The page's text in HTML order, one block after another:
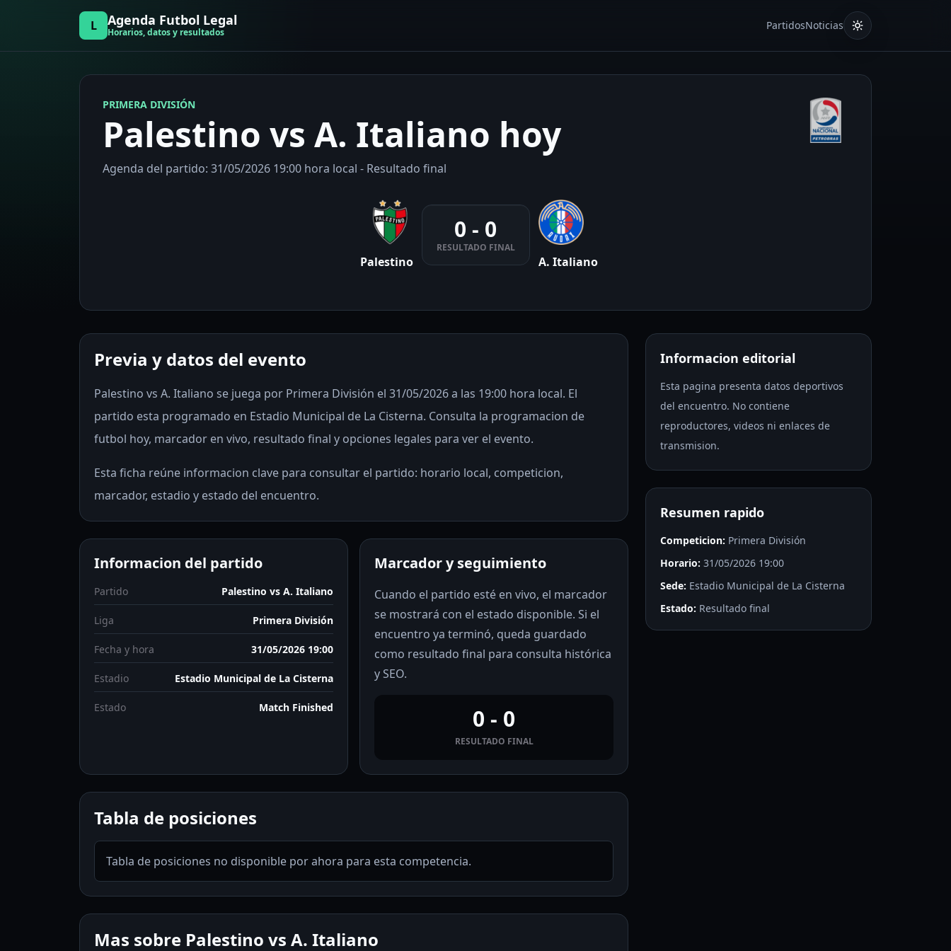
L Agenda Futbol Legal
Horarios, datos y resultados
PartidosNoticias
PRIMERA DIVISIÓN
Palestino vs A. Italiano hoy
Agenda del partido: 31/05/2026 19:00 hora local - Resultado final
Palestino
0 - 0
RESULTADO FINAL
A. Italiano
Previa y datos del evento
Palestino vs A. Italiano se juega por Primera División el 31/05/2026 a las 19:00 hora local. El
partido esta programado en Estadio Municipal de La Cisterna. Consulta la programacion de
futbol hoy, marcador en vivo, resultado final y opciones legales para ver el evento.
Esta ficha reúne informacion clave para consultar el partido: horario local, competicion,
marcador, estadio y estado del encuentro.
Informacion del partido
Partido Palestino vs A. Italiano
Liga Primera División
Fecha y hora 31/05/2026 19:00
Estadio Estadio Municipal de La Cisterna
Estado Match Finished
Marcador y seguimiento
Cuando el partido esté en vivo, el marcador
se mostrará con el estado disponible. Si el
encuentro ya terminó, queda guardado
como resultado final para consulta histórica
y SEO.
0 - 0
RESULTADO FINAL
Tabla de posiciones
Tabla de posiciones no disponible por ahora para esta competencia.
Mas sobre Palestino vs A. Italiano
Informacion editorial
Esta pagina presenta datos deportivos
del encuentro. No contiene
reproductores, videos ni enlaces de
transmision.
Resumen rapido
Competicion: Primera División
Horario: 31/05/2026 19:00
Sede: Estadio Municipal de La Cisterna
Estado: Resultado final